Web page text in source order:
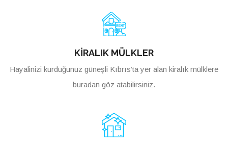
KİRALIK MÜLKLER
Hayalinizi kurduğunuz güneşli Kıbrıs’ta yer alan kiralık mülklere
buradan göz atabilirsiniz.